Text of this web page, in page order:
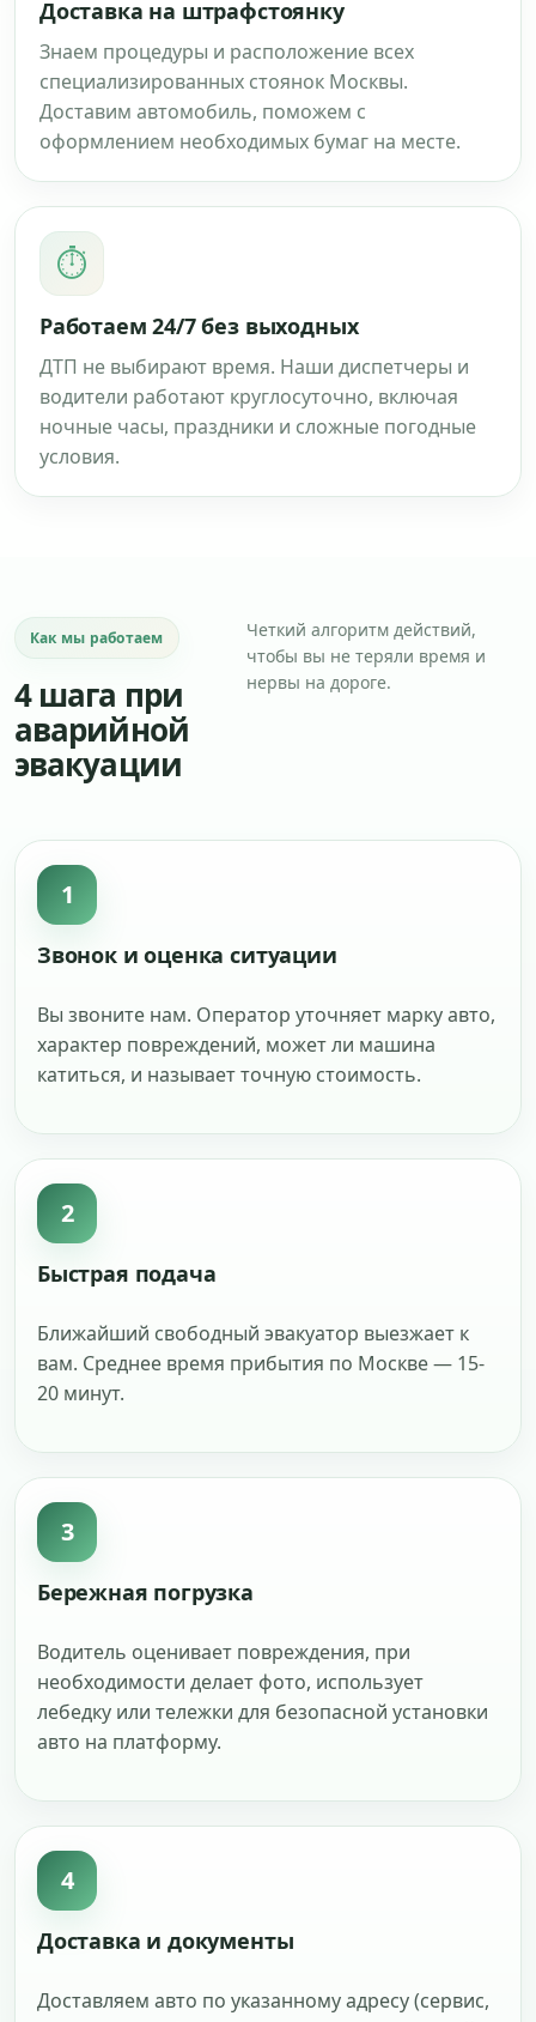
Доставка на штрафстоянку
Знаем процедуры и расположение всех
специализированных стоянок Москвы.
Доставим автомобиль, поможем с
оформлением необходимых бумаг на месте.
⏱
Работаем 24/7 без выходных
ДТП не выбирают время. Наши диспетчеры и
водители работают круглосуточно, включая
ночные часы, праздники и сложные погодные
условия.
Как мы работаем
4 шага при
аварийной
эвакуации
Четкий алгоритм действий,
чтобы вы не теряли время и
нервы на дороге.
1
Звонок и оценка ситуации
Вы звоните нам. Оператор уточняет марку авто,
характер повреждений, может ли машина
катиться, и называет точную стоимость.
2
Быстрая подача
Ближайший свободный эвакуатор выезжает к
вам. Среднее время прибытия по Москве — 15-
20 минут.
3
Бережная погрузка
Водитель оценивает повреждения, при
необходимости делает фото, использует
лебедку или тележки для безопасной установки
авто на платформу.
4
Доставка и документы
Доставляем авто по указанному адресу (сервис,